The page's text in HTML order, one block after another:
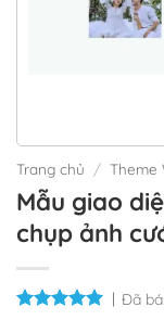
Trang chủ / Theme
Mẫu giao
chụp ảnh
Đã